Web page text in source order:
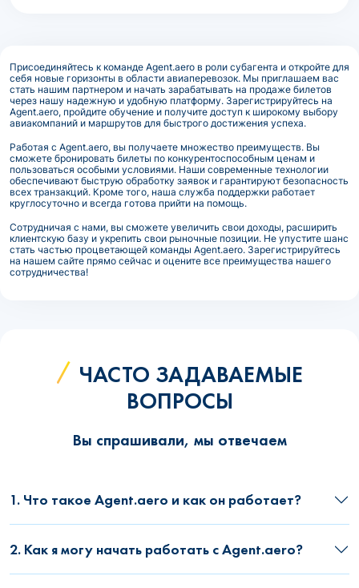
Присоединяйтесь к команде Agent.aero в роли субагента и откройте для
себя новые горизонты в области авиаперевозок. Мы приглашаем вас
стать нашим партнером и начать зарабатывать на продаже билетов
через нашу надежную и удобную платформу. Зарегистрируйтесь на
Agent.aero, пройдите обучение и получите доступ к широкому выбору
авиакомпаний и маршрутов для быстрого достижения успеха.
Работая с Agent.aero, вы получаете множество преимуществ. Вы
сможете бронировать билеты по конкурентоспособным ценам и
пользоваться особыми условиями. Наши современные технологии
обеспечивают быструю обработку заявок и гарантируют безопасность
всех транзакций. Кроме того, наша служба поддержки работает
круглосуточно и всегда готова прийти на помощь.
Сотрудничая с нами, вы сможете увеличить свои доходы, расширить
клиентскую базу и укрепить свои рыночные позиции. Не упустите шанс
стать частью процветающей команды Agent.aero. Зарегистрируйтесь
на нашем сайте прямо сейчас и оцените все преимущества нашего
сотрудничества!
ЧАСТО ЗАДАВАЕМЫЕ
ВОПРОСЫ
Вы спрашивали, мы отвечаем
1. Что такое Agent.aero и как он работает?
2. Как я могу начать работать с Agent.aero?